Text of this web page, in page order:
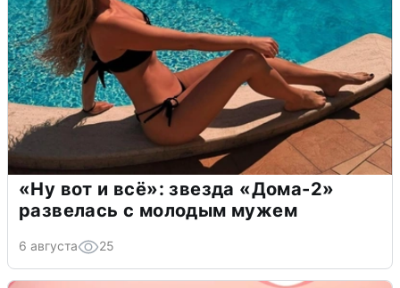
«Ну вот и всё»: звезда «Дома-2»
развелась с молодым мужем
6 августа 25